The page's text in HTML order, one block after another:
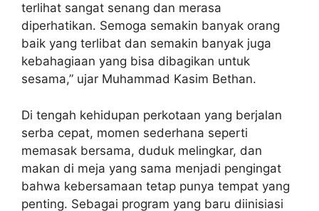
terlihat sangat senang dan merasa
diperhatikan. Semoga semakin banyak orang
baik yang terlibat dan semakin banyak juga
kebahagiaan yang bisa dibagikan untuk
sesama,” ujar Muhammad Kasim Bethan.
Di tengah kehidupan perkotaan yang berjalan
serba cepat, momen sederhana seperti
memasak bersama, duduk melingkar, dan
makan di meja yang sama menjadi pengingat
bahwa kebersamaan tetap punya tempat yang
penting. Sebagai program yang baru diinisiasi